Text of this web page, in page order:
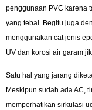
penggunaan PVC karena
yang tebal. Begitu juga
menggunakan cat jenis
UV dan korosi air garam
Satu hal yang jarang
Meskipun sudah ada AC,
memperhatikan sirkulasi